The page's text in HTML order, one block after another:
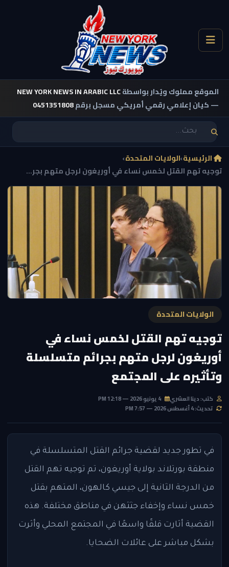
الموقع مملوك ويُدار بواسطةNEW YORK NEWS IN ARABIC LLC
— كيان إعلامي رقمي أمريكي مسجل برقم0451351808
الرئيسية›الولايات المتحدة›
توجيه تهم القتل لخمس نساء في أوريغون لرجل متهم بجر...
الولايات المتحدة
توجيه تهم القتل لخمس نساء في
أوريغون لرجل متهم بجرائم متسلسلة
وتأثيره على المجتمع
كتب: دينا العشري
تحديث: 4 أغسطس 2026 — 7:57 PM
في تطور جديد لقضية جرائم القتل المتسلسلة في
منطقة بورتلاند بولاية أوريغون، تم توجيه تهم القتل
من الدرجة الثانية إلى جيسي كالهون، المتهم بقتل
خمس نساء وإخفاء جثثهن في مناطق مختلفة. هذه
القضية أثارت قلقًا واسعًا في المجتمع المحلي وأثرت
بشكل مباشر على عائلات الضحايا.